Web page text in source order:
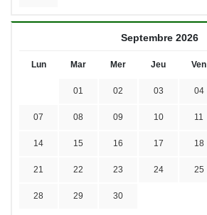
Septembre 2026
Lun Mar Mer Jeu Ven
01 02 03 04
07 08 09 10 11
14 15 16 17 18
21 22 23 24 25
28 29 30